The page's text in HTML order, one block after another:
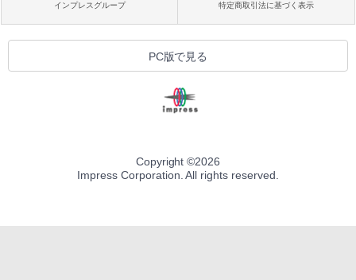
インプレスグループ 特定商取引法に基づく表示
PC版で見る
Copyright ©2026
Impress Corporation. All rights reserved.